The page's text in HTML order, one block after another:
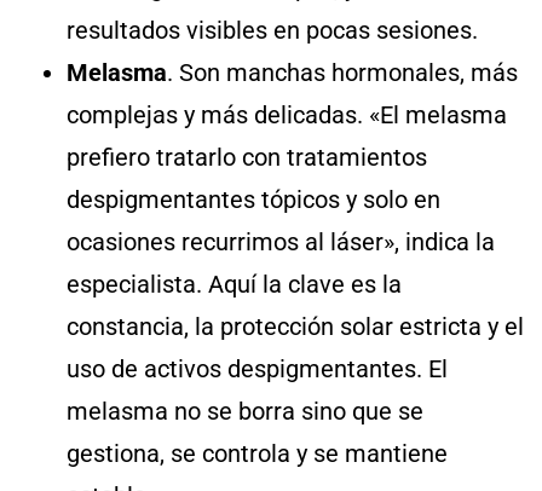
resultados visibles en pocas sesiones.
Melasma. Son manchas hormonales, más
complejas y más delicadas. «El melasma
prefiero tratarlo con tratamientos
despigmentantes tópicos y solo en
ocasiones recurrimos al láser», indica la
especialista. Aquí la clave es la
constancia, la protección solar estricta y el
uso de activos despigmentantes. El
melasma no se borra sino que se
gestiona, se controla y se mantiene